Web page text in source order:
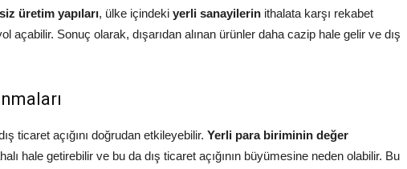
üretim yapıları, ülke içindeki yerli sanayilerin ithalata karşı rekabet
açabilir. Sonuç olarak, dışarıdan alınan ürünler daha cazip hale gelir ve dış
ticaret açığını doğrudan etkileyebilir. Yerli para biriminin değer
hale getirebilir ve bu da dış ticaret açığının büyümesine neden olabilir. Bu